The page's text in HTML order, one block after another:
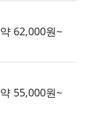
약 62,000원~
약 55,000원~